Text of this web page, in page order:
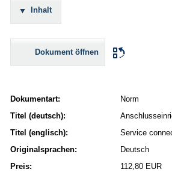
Inhalt
Dokument öffnen
Dokumentart:
Norm
Titel (deutsch):
Titel (englisch):
Service
Originalsprachen:
Deutsch
Preis:
112,80 EUR